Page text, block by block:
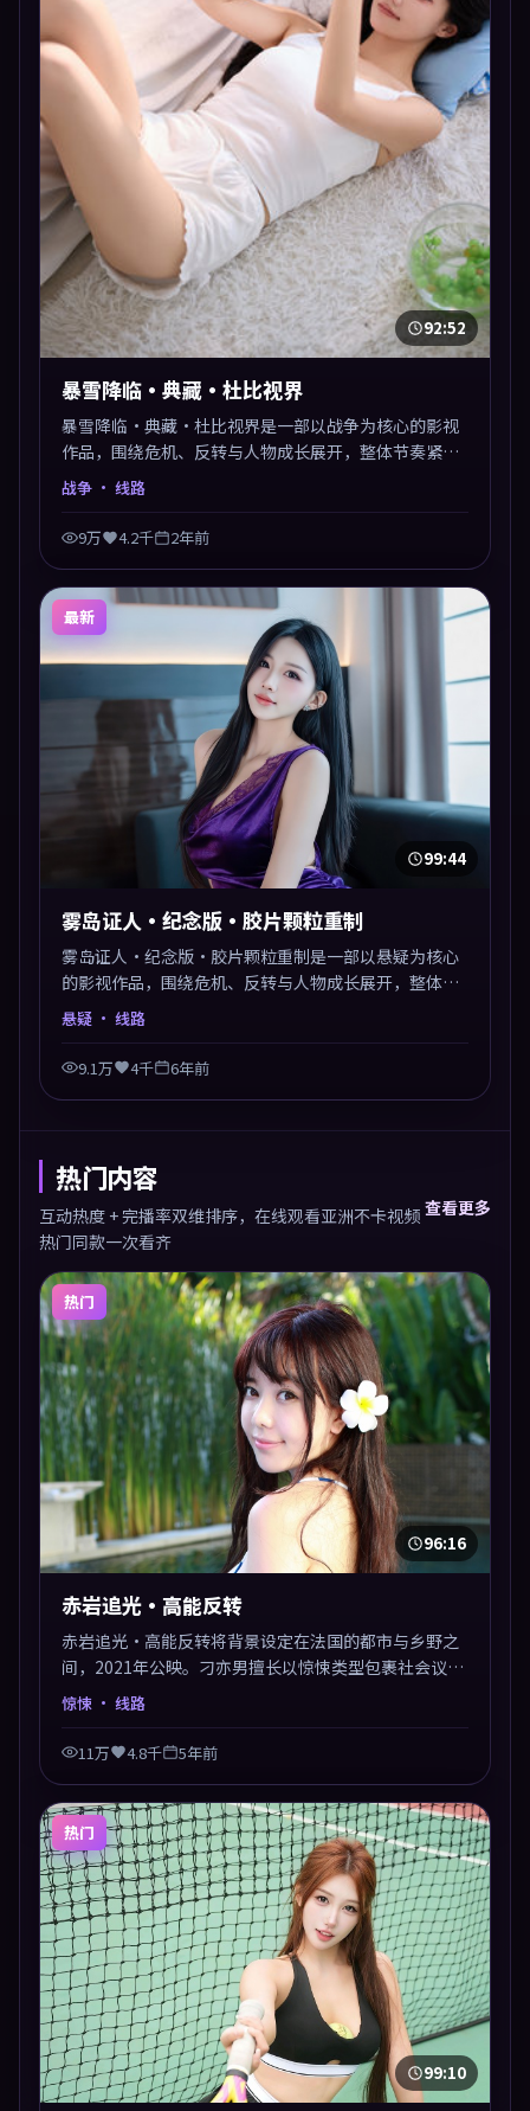
92:52
暴雪降临·典藏·杜比视界
暴雪降临·典藏·杜比视界是一部以战争为核心的影视
作品，围绕危机、反转与人物成长展开，整体节奏紧
凑，值得推荐观看。
战争 · 线路
9万 4.2千 2年前
最新
99:44
雾岛证人·纪念版·胶片颗粒重制
雾岛证人·纪念版·胶片颗粒重制是一部以悬疑为核心
的影视作品，围绕危机、反转与人物成长展开，整体节
奏紧凑，值得推荐观看。
悬疑 · 线路
9.1万 4千 6年前
热门内容
互动热度 + 完播率双维排序，在线观看亚洲不卡视频
热门同款一次看齐
查看更多
热门
96:16
赤岩追光·高能反转
赤岩追光·高能反转将背景设定在法国的都市与乡野之
间，2021年公映。刁亦男擅长以惊悚类型包裹社会议
题，节奏张弛有度，留白处耐人寻味。剪辑利落，悬念
钩子分布均匀，适合一口气看完。
惊悚 · 线路
11万 4.8千 5年前
热门
99:10